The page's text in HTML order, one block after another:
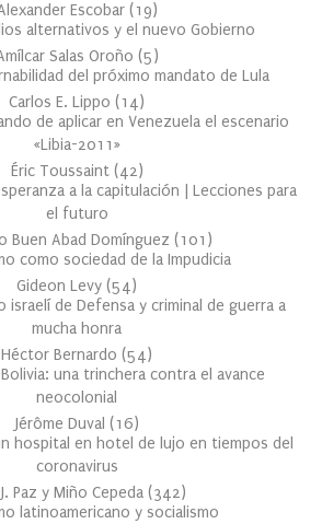
Escobar (19)
alternativos y el nuevo Gobierno
Salas Oroño (5)
del próximo mandato de Lula
Carlos E. Lippo (14)
de aplicar en Venezuela el escenario
«Libia-2011»
Éric Toussaint (42)
a la capitulación | Lecciones para
el futuro
Buen Abad Domínguez (101 )
como sociedad de la Impudicia
Gideon Levy (54)
israelí de Defensa y criminal de guerra a
mucha honra
Héctor Bernardo (54)
una trinchera contra el avance
neocolonial
Jérôme Duval (16)
hospital en hotel de lujo en tiempos del
coronavirus
Paz y Miño Cepeda (342)
latinoamericano y socialismo